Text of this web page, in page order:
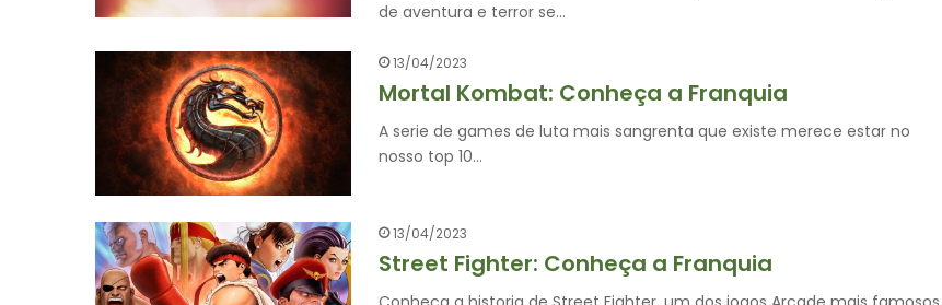
de aventura e terror se…
13/04/2023
Mortal Kombat: Conheça a Franquia
A serie de games de luta mais sangrenta que existe merece estar no
nosso top 10…
13/04/2023
Street Fighter: Conheça a Franquia